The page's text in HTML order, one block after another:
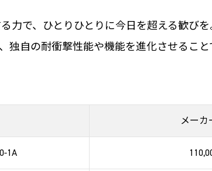
力で、ひとりひとりに今日を超える歓び
独自の耐衝撃性能や機能を進化させるこ
メーカ
1A